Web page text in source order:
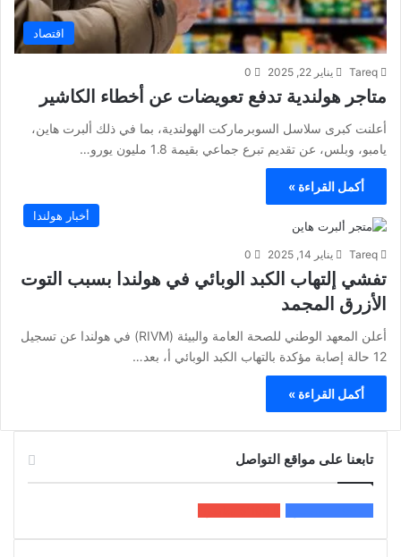
اقتصاد
Tareq يناير 22, 2025 0
متاجر هولندية تدفع تعويضات عن أخطاء الكاشير
أعلنت كبرى سلاسل السوبرماركت الهولندية، بما في ذلك ألبرت هاين،
يامبو، وبلس، عن تقديم تبرع جماعي بقيمة 1.8 مليون يورو…
أكمل القراءة »
أخبار هولندا
Tareq يناير 14, 2025 0
تفشي إلتهاب الكبد الوبائي في هولندا بسبب التوت
الأزرق المجمد
أعلن المعهد الوطني للصحة العامة والبيئة (RIVM) في هولندا عن تسجيل
12 حالة إصابة مؤكدة بالتهاب الكبد الوبائي أ، بعد…
أكمل القراءة »
تابعنا على مواقع التواصل